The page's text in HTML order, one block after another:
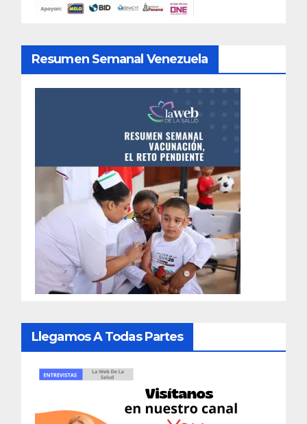
Resumen Semanal Venezuela
Llegamos A Todas Partes